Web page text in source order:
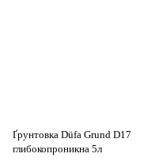
Ґрунтовка Düfa Grund D17
глибокопроникна 5л